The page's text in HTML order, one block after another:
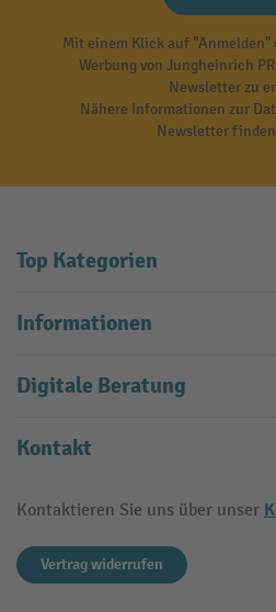
Mit einem Klick auf "Anmelden"
Werbung von Jungheinrich
Newsletter zu
Nähere Informationen zur
Newsletter
Top Kategorien
Informationen
Digitale Beratung
Kontakt
Kontaktieren Sie uns über unser
Vertrag widerrufen